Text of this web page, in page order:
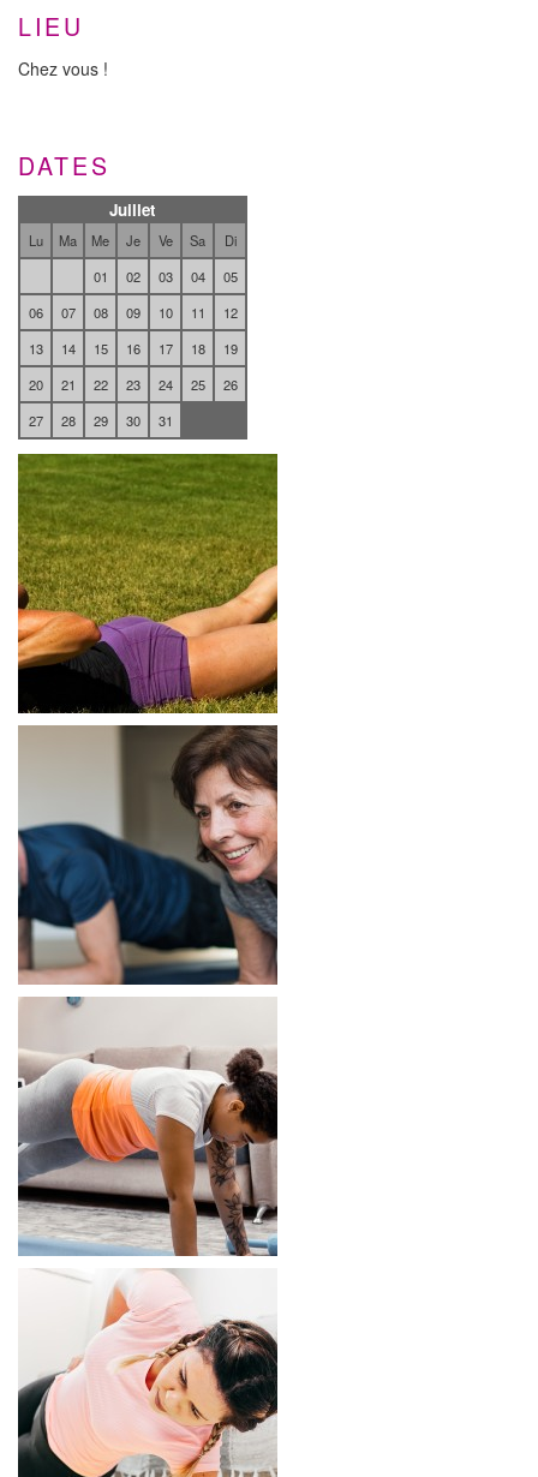
LIEU
Chez vous !
DATES
Juillet
Lu Ma Me Je Ve Sa
Di
01
02 03 04
05
06
07 08 09 10 11
12
13
14 15 16 17 18
19
20
21 22 23 24 25
26
27
28 29 30 31